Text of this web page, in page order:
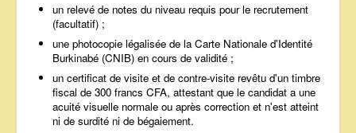
un relevé de notes du niveau requis pour le recrutement
(facultatif) ;
une photocopie légalisée de la Carte Nationale d'Identité
Burkinabé (CNIB) en cours de validité ;
un certificat de visite et de contre-visite revêtu d'un timbre
fiscal de 300 francs CFA, attestant que le candidat a une
acuité visuelle normale ou après correction et n'est atteint
ni de surdité ni de bégaiement.